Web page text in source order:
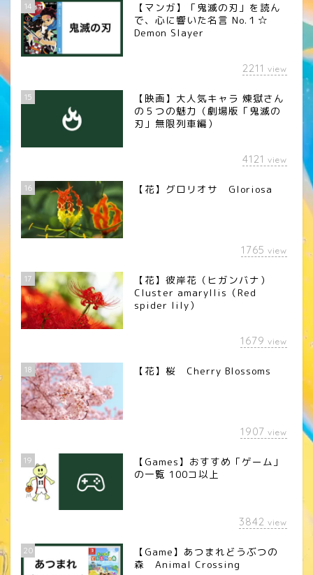
14
【マンガ】「鬼滅の刃」を読ん
で、心に響いた名言 No.１☆
Demon Slayer
2211 view
15
【映画】大人気キャラ 煉󠄁獄さん
の５つの魅力（劇場版「鬼滅の
刃」無限列車編）
4121 view
16 【花】グロリオサ Gloriosa
1765 view
17
【花】彼岸花（ヒガンバナ）
Cluster amaryllis（Red
spider lily）
1679 view
18 【花】桜 Cherry Blossoms
1907 view
19
【Games】おすすめ「ゲーム」
の一覧 100コ以上
3842 view
20
【Game】あつまれどうぶつの
森 Animal Crossing